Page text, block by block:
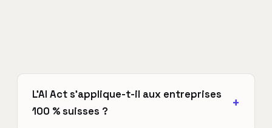
L'AI Act s'applique-t-il aux entreprises
100 % suisses ?